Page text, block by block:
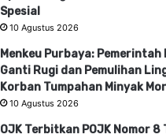
Spesial
10 Agustus 2026
Menkeu Purbaya: Pemerintah
Ganti Rugi dan Pemulihan
Korban Tumpahan Minyak
10 Agustus 2026
OJK Terbitkan POJK Nomor 8